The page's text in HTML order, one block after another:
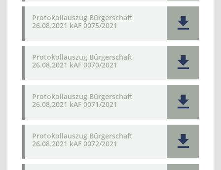
Protokollauszug Bürgerschaft
26.08.2021 kAF 0075/2021
Protokollauszug Bürgerschaft
26.08.2021 kAF 0070/2021
Protokollauszug Bürgerschaft
26.08.2021 kAF 0071/2021
Protokollauszug Bürgerschaft
26.08.2021 kAF 0072/2021